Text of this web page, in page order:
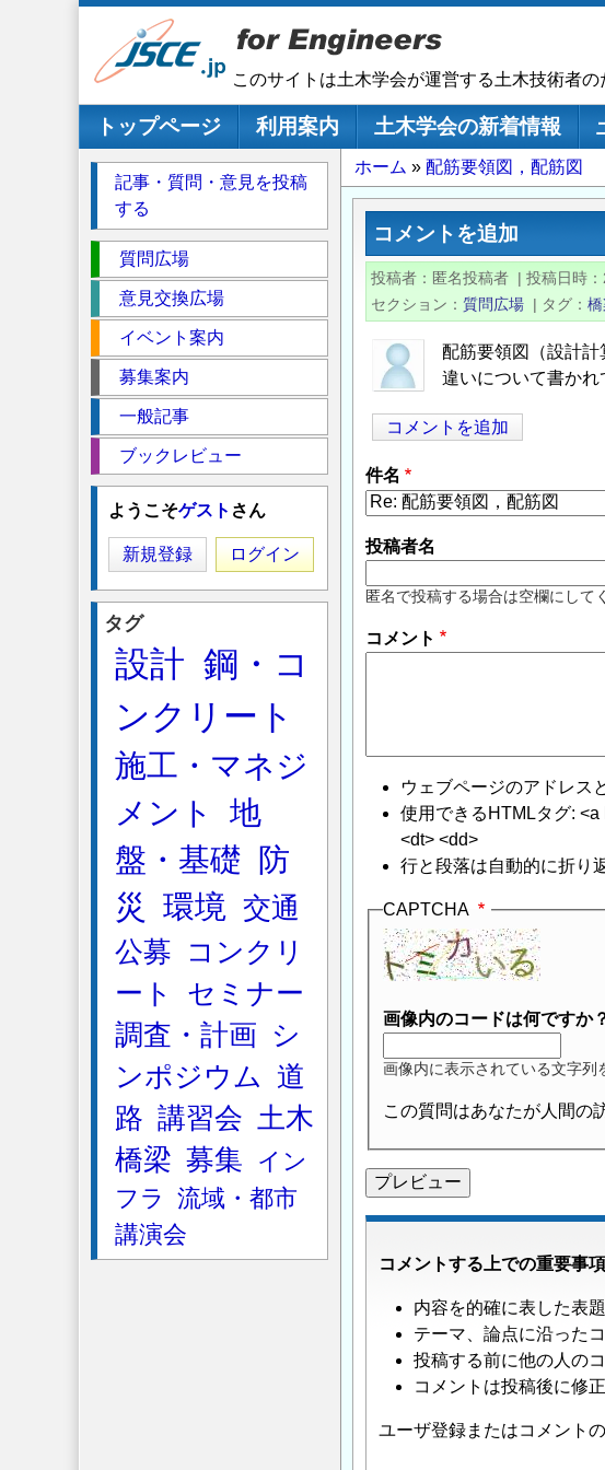
このサイトは土木学会が運営する土木技術者の
メインナビゲーション
トップページ 利用案内 土木学会の新着情報
パ
ン
ず
ホーム 配筋要領図，配筋図
コメントを追加
投稿者 匿名投稿者 | 投稿日時
セクション
質問広場 | タグ
配筋要領図（設計計
違いについて書かれ
コメントを追加
件名
投稿者名
匿名で投稿する場合は空欄にして
コメント
ウェブページのアドレス
使用できるHTMLタグ: <a
<dt> <dd>
行と段落は自動的に折り
CAPTCHA
画像内のコードは何ですか
画像内に表示されている文字列
この質問はあなたが人間の
コメントする上での重要事項
内容を的確に表した表
テーマ、論点に沿った
投稿する前に他の人の
コメントは投稿後に修
ユーザ登録またはコメント
記事・質問・意見を投稿
する
ク
シ
質問広場
意見交換広場
イベント案内
募集案内
一般記事
ブックレビュー
ようこそゲスト さん
新規登録 ログイン
タグ
設計 鋼・コ
ンクリート
施工・マネジ
メント
地
盤・基礎
防
災
環境 交通
公募
コンクリ
ート
セミナー
調査・計画
シ
ンポジウム 道
路 講習会 土木
橋梁 募集
イン
フラ
流域・都市
講演会